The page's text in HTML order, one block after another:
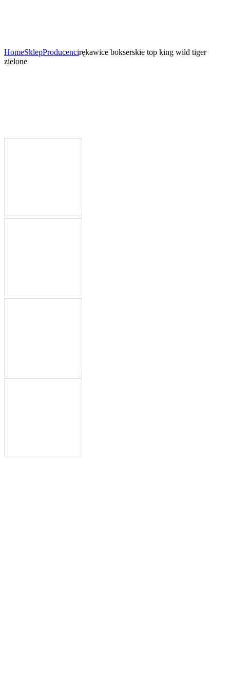
HomeSklepProducencirękawice bokserskie top king wild tiger
zielone